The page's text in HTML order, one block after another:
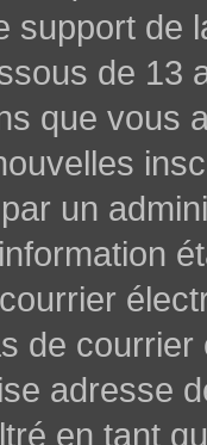
support de
de 13
que vous
un
de
adresse
en tant